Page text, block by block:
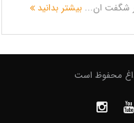
شگفت ان... بیشتر بدانید
محفوظ است